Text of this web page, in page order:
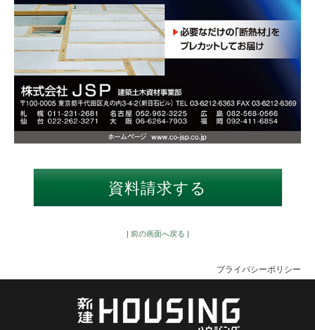
| 前の画面へ戻る |
プライバシーポリシー